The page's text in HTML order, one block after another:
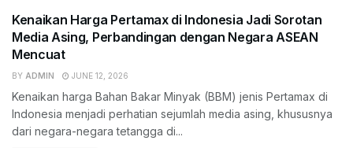
Kenaikan Harga Pertamax di Indonesia Jadi Sorotan
Media Asing, Perbandingan dengan Negara ASEAN
Mencuat
BY ADMIN JUNE 12, 2026
Kenaikan harga Bahan Bakar Minyak (BBM) jenis Pertamax di
Indonesia menjadi perhatian sejumlah media asing, khususnya
dari negara-negara tetangga di...